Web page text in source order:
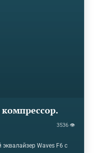
компрессор.
3536 👁
Waves F6 с